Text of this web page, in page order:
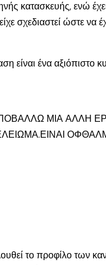
κατασκευής, ενώ
σχεδιαστεί ώστε να
είναι ένα αξιόπιστο
ΜΙΑ ΑΛΛΗ
το προφίλο των